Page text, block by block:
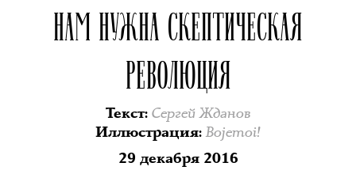
НАМ НУЖНА СКЕПТИЧЕСКАЯ
РЕВОЛЮЦИЯ
Текст: Сергей Жданов
Иллюстрация: Bojemoi!
29 декабря 2016